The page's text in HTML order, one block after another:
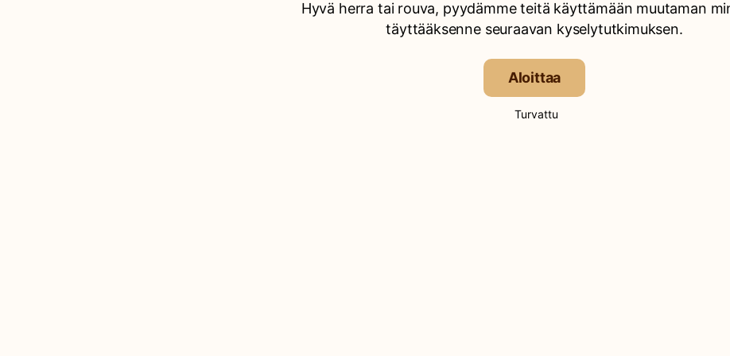
Hyvä herra tai rouva, pyydämme teitä käyttämään muutaman
täyttääksenne seuraavan kyselytutkimuksen.
Aloittaa
Turvattu